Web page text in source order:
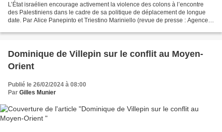
L’État israélien encourage activement la violence des colons à l’encontre
des Palestiniens dans le cadre de sa politique de déplacement de longue
date. Par Alice Panepinto et Triestino Mariniello (revue de presse : Agence
Dominique de Villepin sur le conflit au Moyen-
Orient
Publié le 26/02/2024 à 08:00
Par Gilles Munier